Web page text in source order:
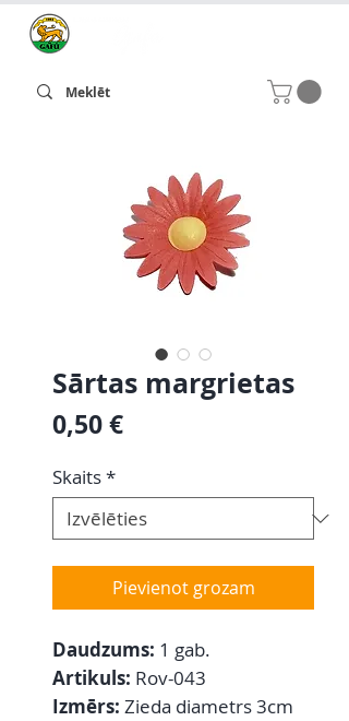
Sārtas margrietas
0,50 €Cena
Skaits*
Pievienot grozam
Daudzums: 1 gab.
Artikuls: Rov-043
Izmērs: Zieda diametrs 3cm